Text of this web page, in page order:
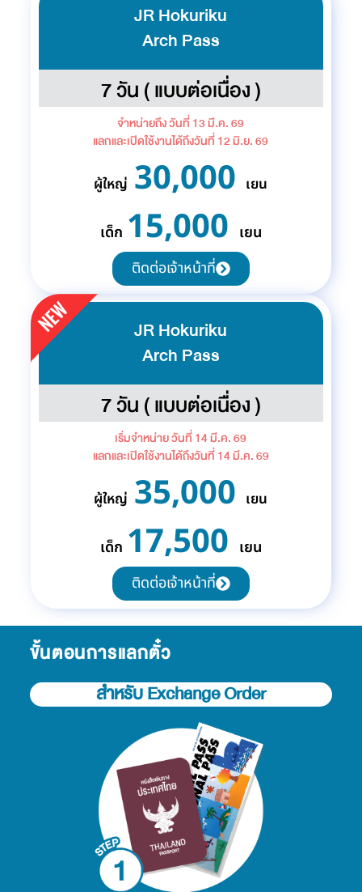
JR Hokuriku
Arch Pass
7 วัน ( แบบต่อเนื่อง )
จำหน่ายถึง วันที่ 13 มี.ค. 69
แลกและเปิดใช้งานได้ถึงวันที่ 12 มิ.ย. 69
ผู้ใหญ่ 30,000 เยน
เด็ก 15,000 เยน
ติดต่อเจ้าหน้าที่
JR Hokuriku
Arch Pass
7 วัน ( แบบต่อเนื่อง )
เริ่มจำหน่าย วันที่ 14 มี.ค. 69
แลกและเปิดใช้งานได้ถึงวันที่ 14 มี.ค. 69
ผู้ใหญ่ 35,000 เยน
เด็ก 17,500 เยน
ติดต่อเจ้าหน้าที่
ขั้นตอนการแลกตั๋ว
สำหรับ Exchange Order